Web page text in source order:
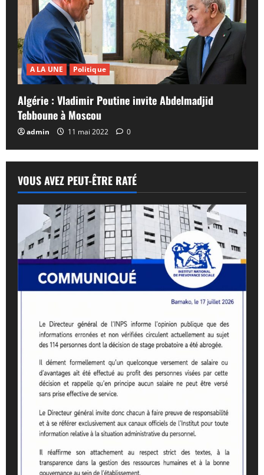
A LA UNE Politique
Algérie : Vladimir Poutine invite Abdelmadjid
Tebboune à Moscou
admin 11 mai 2022 0
VOUS AVEZ PEUT-ÊTRE RATÉ